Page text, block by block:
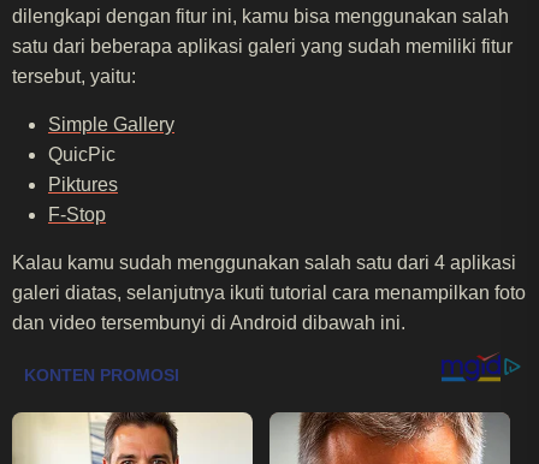
dilengkapi dengan fitur ini, kamu bisa menggunakan salah
satu dari beberapa aplikasi galeri yang sudah memiliki fitur
tersebut, yaitu:
Simple Gallery
QuicPic
Piktures
F-Stop
Kalau kamu sudah menggunakan salah satu dari 4 aplikasi
galeri diatas, selanjutnya ikuti tutorial cara menampilkan foto
dan video tersembunyi di Android dibawah ini.